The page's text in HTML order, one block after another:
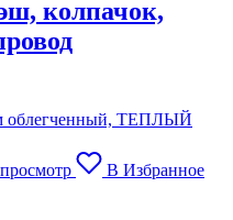
колпачок,
В Избранное